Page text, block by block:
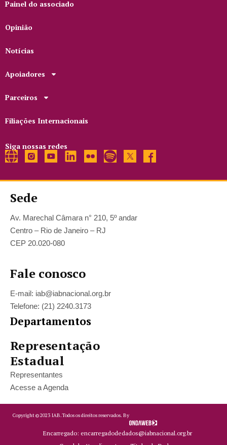
Painel do associado
Opinião
Notícias
Apoiadores
Parceiros
Filiações Internacionais
Siga nossas redes
Sede
Av. Marechal Câmara n° 210, 5º andar
Centro – Rio de Janeiro – RJ
CEP 20.020-080
Fale conosco
E-mail: iab@iabnacional.org.br
Telefone: (21) 2240.3173
Departamentos
Representação
Estadual
Representantes
Acesse a Agenda
Copyright ©2023 IAB.Todos os direitos reservados. By
Encarregado: encarregadodedados@iabnacional.org.br